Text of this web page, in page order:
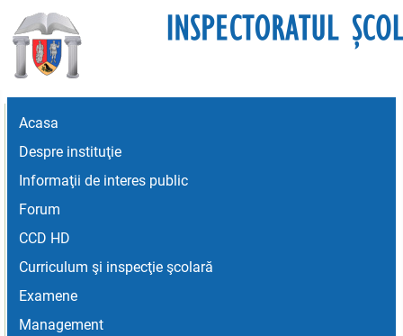
Acasa
Despre instituţie
Informaţii de interes public
Forum
CCD HD
Curriculum şi inspecţie şcolară
Examene
Management